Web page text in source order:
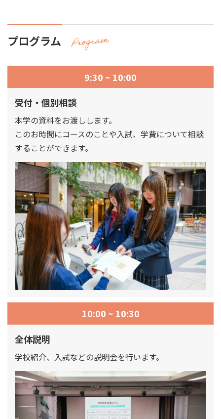
プログラム
9:30 ~ 10:00
受付・個別相談
本学の資料をお渡しします。
このお時間にコースのことや入試、学費について相談
することができます。
10:00 ~ 10:30
全体説明
学校紹介、入試などの説明会を行います。